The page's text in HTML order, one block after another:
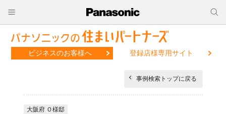
ビジネスのお客様へ 登録店様専用サイト
事例検索トップに戻る
大阪府 Ｏ様邸